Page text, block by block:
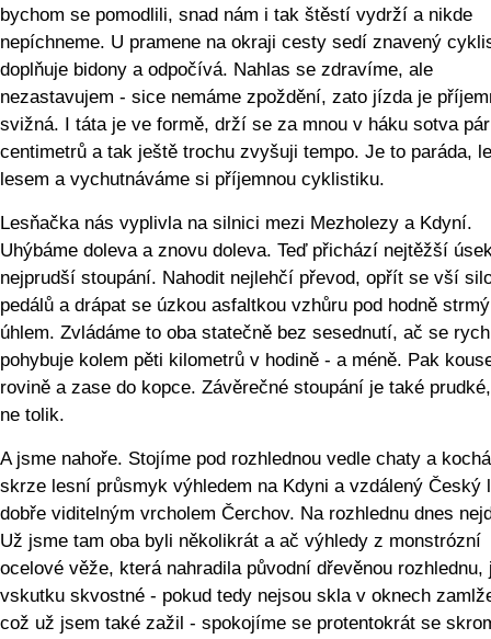
bychom se pomodlili, snad nám i tak štěstí vydrží a nikde
nepíchneme. U pramene na okraji cesty sedí znavený
doplňuje bidony a odpočívá. Nahlas se zdravíme, ale
nezastavujem - sice nemáme zpoždění, zato jízda je
svižná. I táta je ve formě, drží se za mnou v háku sotva pár
centimetrů a tak ještě trochu zvyšuji tempo. Je to paráda,
lesem a vychutnáváme si příjemnou cyklistiku.
Lesňačka nás vyplivla na silnici mezi Mezholezy a Kdyní.
Uhýbáme doleva a znovu doleva. Teď přichází nejtěžší
nejprudší stoupání. Nahodit nejlehčí převod, opřít se vší
pedálů a drápat se úzkou asfaltkou vzhůru pod hodně
úhlem. Zvládáme to oba statečně bez sesednutí, ač se
pohybuje kolem pěti kilometrů v hodině - a méně. Pak
rovině a zase do kopce. Závěrečné stoupání je také
ne tolik.
A jsme nahoře. Stojíme pod rozhlednou vedle chaty a
skrze lesní průsmyk výhledem na Kdyni a vzdálený Český
dobře viditelným vrcholem Čerchov. Na rozhlednu dnes
Už jsme tam oba byli několikrát a ač výhledy z monstrózní
ocelové věže, která nahradila původní dřevěnou rozhlednu,
vskutku skvostné - pokud tedy nejsou skla v oknech
což už jsem také zažil - spokojíme se protentokrát se